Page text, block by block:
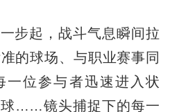
起，战斗气息瞬间拉
的球场、与职业赛事同
一位参与者迅速进入状
球……镜头捕捉下的每一